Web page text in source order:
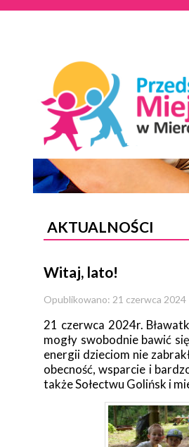
AKTUALNOŚCI
Witaj, lato!
Opublikowano: 21 czerwca 2024
21 czerwca 2024r.
mogły swobodnie bawić
energii dzieciom nie
obecność, wsparcie i
także Sołectwu Golińsk i